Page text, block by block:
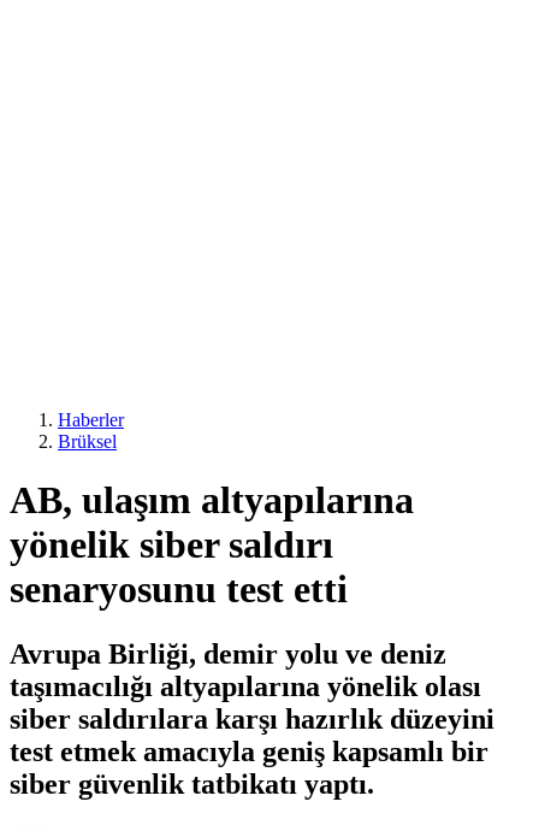
Haberler
Brüksel
AB, ulaşım altyapılarına
yönelik siber saldırı
senaryosunu test etti
Avrupa Birliği, demir yolu ve deniz
taşımacılığı altyapılarına yönelik olası
siber saldırılara karşı hazırlık düzeyini
test etmek amacıyla geniş kapsamlı bir
siber güvenlik tatbikatı yaptı.